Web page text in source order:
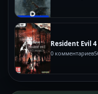
Resident Evil
0 комментариев